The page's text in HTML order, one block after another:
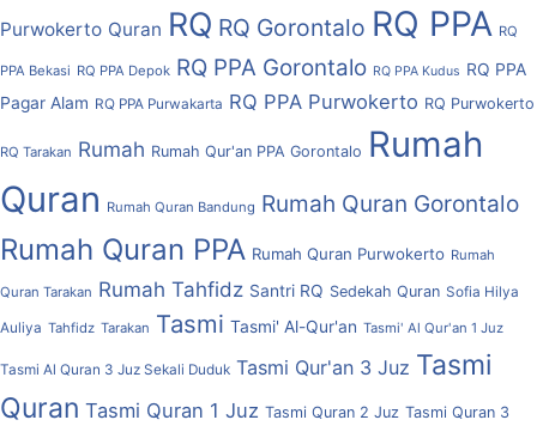
Purwokerto Quran RQ RQ Gorontalo RQ PPA RQ
PPA Bekasi RQ PPA Depok RQ PPA Gorontalo RQ PPA Kudus RQ PPA
Pagar Alam RQ PPA Purwakarta RQ PPA Purwokerto RQ Purwokerto
RQ Tarakan Rumah Rumah Qur'an PPA Gorontalo Rumah
Quran Rumah Quran Bandung Rumah Quran Gorontalo
Rumah Quran PPA Rumah Quran Purwokerto Rumah
Quran Tarakan Rumah Tahfidz Santri RQ Sedekah Quran Sofia Hilya
Auliya Tahfidz Tarakan Tasmi Tasmi' Al-Qur'an Tasmi' Al Qur'an 1 Juz
Tasmi Al Quran 3 Juz Sekali Duduk Tasmi Qur'an 3 Juz Tasmi
Quran Tasmi Quran 1 Juz Tasmi Quran 2 Juz Tasmi Quran 3